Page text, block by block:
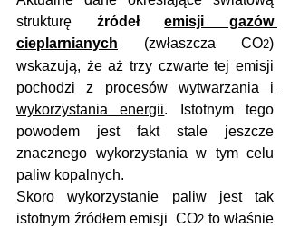
strukturę źródeł emisji gazów
cieplarnianych (zwłaszcza CO2)
wskazują, że aż trzy czwarte tej emisji
pochodzi z procesów wytwarzania i
wykorzystania energii. Istotnym tego
powodem jest fakt stale jeszcze
znacznego wykorzystania w tym celu
paliw kopalnych.
Skoro wykorzystanie paliw jest tak
istotnym źródłem emisji  CO2 to właśnie